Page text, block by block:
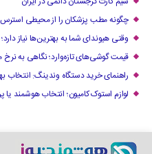
چگونه مطب پزشکان را از محیطی
وقتی هیوندای شما به بهترین‌ها نیاز
قیمت گوشی‌های تازه‌وارد؛ نگاهی به نرخ
راهنمای خرید دستگاه وندینگ: انتخاب
لوازم استوک کامیون؛ انتخاب هوشمند یا